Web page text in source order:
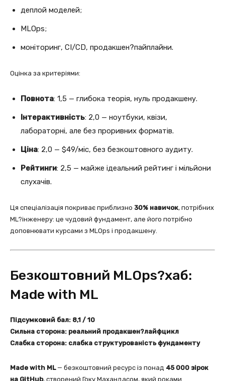
деплой моделей;
MLOps;
моніторинг, CI/CD, продакшен?пайплайни.
Оцінка за критеріями:
Повнота: 1,5 — глибока теорія, нуль продакшену.
Інтерактивність: 2,0 — ноутбуки, квізи,
лабораторні, але без проривних форматів.
Ціна: 2,0 — $49/міс, без безкоштовного аудиту.
Рейтинги: 2,5 — майже ідеальний рейтинг і мільйони
слухачів.
Ця спеціалізація покриває приблизно 30% навичок, потрібних
ML?інженеру: це чудовий фундамент, але його потрібно
доповнювати курсами з MLOps і продакшену.
Безкоштовний MLOps?хаб:
Made with ML
Підсумковий бал: 8,1 / 10
Сильна сторона: реальний продакшен?лайфцикл
Слабка сторона: слабка структурованість фундаменту
Made with ML— безкоштовний ресурс із понад 45 000 зірок
на GitHub, створений Гоку Махандасом, який роками